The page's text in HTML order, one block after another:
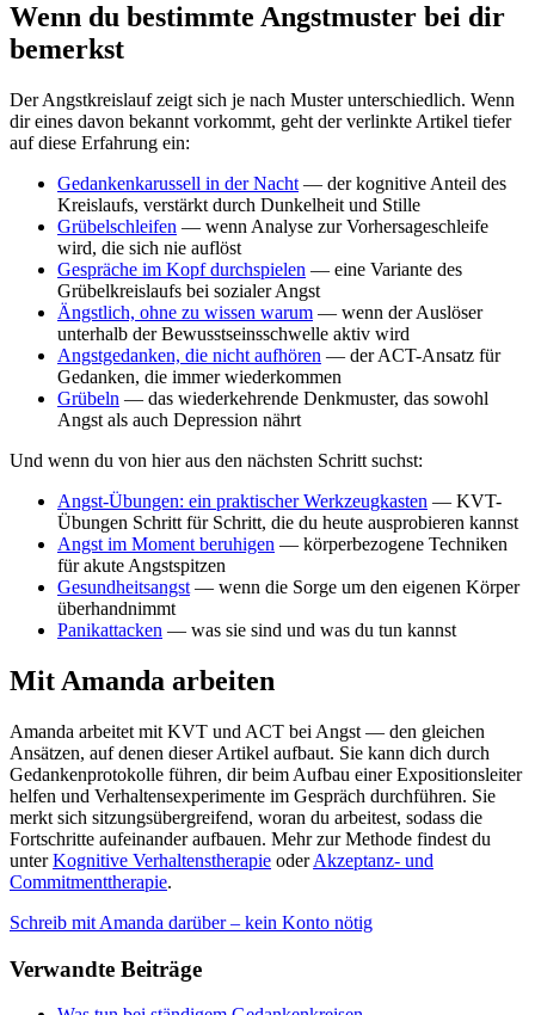
Wenn du bestimmte Angstmuster bei dir
bemerkst
Der Angstkreislauf zeigt sich je nach Muster unterschiedlich. Wenn
dir eines davon bekannt vorkommt, geht der verlinkte Artikel tiefer
auf diese Erfahrung ein:
Gedankenkarussell in der Nacht — der kognitive Anteil des
Kreislaufs, verstärkt durch Dunkelheit und Stille
Grübelschleifen — wenn Analyse zur Vorhersageschleife
wird, die sich nie auflöst
Gespräche im Kopf durchspielen — eine Variante des
Grübelkreislaufs bei sozialer Angst
Ängstlich, ohne zu wissen warum — wenn der Auslöser
unterhalb der Bewusstseinsschwelle aktiv wird
Angstgedanken, die nicht aufhören — der ACT-Ansatz für
Gedanken, die immer wiederkommen
Grübeln — das wiederkehrende Denkmuster, das sowohl
Angst als auch Depression nährt
Und wenn du von hier aus den nächsten Schritt suchst:
Angst-Übungen: ein praktischer Werkzeugkasten — KVT-
Übungen Schritt für Schritt, die du heute ausprobieren kannst
Angst im Moment beruhigen — körperbezogene Techniken
für akute Angstspitzen
Gesundheitsangst — wenn die Sorge um den eigenen Körper
überhandnimmt
Panikattacken — was sie sind und was du tun kannst
Mit Amanda arbeiten
Amanda arbeitet mit KVT und ACT bei Angst — den gleichen
Ansätzen, auf denen dieser Artikel aufbaut. Sie kann dich durch
Gedankenprotokolle führen, dir beim Aufbau einer Expositionsleiter
helfen und Verhaltensexperimente im Gespräch durchführen. Sie
merkt sich sitzungsübergreifend, woran du arbeitest, sodass die
Fortschritte aufeinander aufbauen. Mehr zur Methode findest du
unterKognitive Verhaltenstherapie oderAkzeptanz- und
Commitmenttherapie.
Schreib mit Amanda darüber – kein Konto nötig
Verwandte Beiträge